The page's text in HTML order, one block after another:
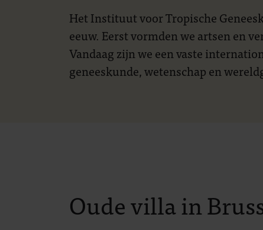
Het Instituut voor Tropische
eeuw. Eerst vormden we artsen en
Vandaag zijn we een vaste
geneeskunde, wetenschap en
Oude villa in